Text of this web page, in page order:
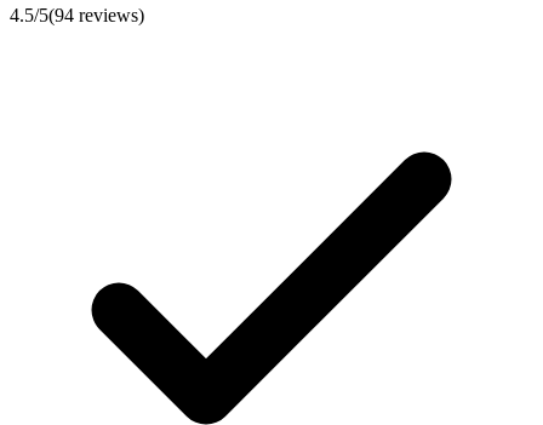
4.5/5(94 reviews)